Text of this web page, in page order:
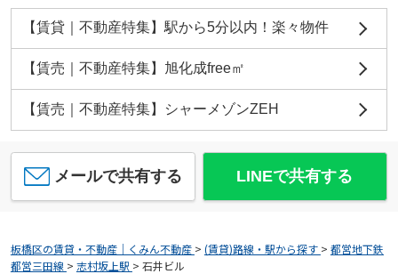
【賃貸｜不動産特集】駅から5分以内！楽々物件
【賃売｜不動産特集】旭化成free㎡
【賃売｜不動産特集】シャーメゾンZEH
メールで共有する LINEで共有する
板橋区の賃貸・不動産｜くみん不動産 > (賃貸)路線・駅から探す > 都営地下鉄
都営三田線 > 志村坂上駅 > 石井ビル